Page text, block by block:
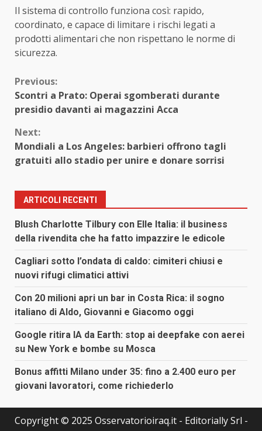
Il sistema di controllo funziona così: rapido,
coordinato, e capace di limitare i rischi legati a
prodotti alimentari che non rispettano le norme di
sicurezza.
Continue
Reading
Previous:
Scontri a Prato: Operai sgomberati durante
presidio davanti ai magazzini Acca
Next:
Mondiali a Los Angeles: barbieri offrono tagli
gratuiti allo stadio per unire e donare sorrisi
ARTICOLI RECENTI
Blush Charlotte Tilbury con Elle Italia: il business
della rivendita che ha fatto impazzire le edicole
Cagliari sotto l’ondata di caldo: cimiteri chiusi e
nuovi rifugi climatici attivi
Con 20 milioni apri un bar in Costa Rica: il sogno
italiano di Aldo, Giovanni e Giacomo oggi
Google ritira IA da Earth: stop ai deepfake con aerei
su New York e bombe su Mosca
Bonus affitti Milano under 35: fino a 2.400 euro per
giovani lavoratori, come richiederlo
Copyright © 2025 Osservatorioiraq.it - Editorially Srl -